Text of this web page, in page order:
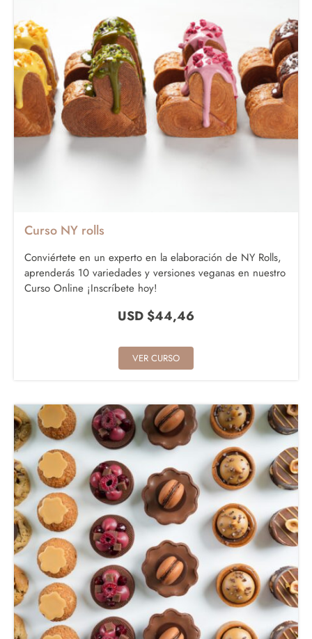
Curso NY rolls
Conviértete en un experto en la elaboración de NY Rolls,
aprenderás 10 variedades y versiones veganas en nuestro
Curso Online ¡Inscríbete hoy!
USD $44,46
VER CURSO